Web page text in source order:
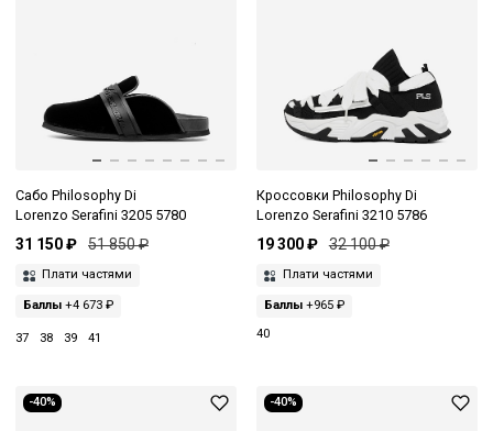
Сабо Philosophy Di
Lorenzo Serafini 3205 5780
31 150 ₽ 51 850 ₽
Плати частями
Баллы +4 673 ₽
37 38 39 41
Кроссовки Philosophy Di
Lorenzo Serafini 3210 5786
19 300 ₽ 32 100 ₽
Плати частями
Баллы+965 ₽
40
-40% -40%